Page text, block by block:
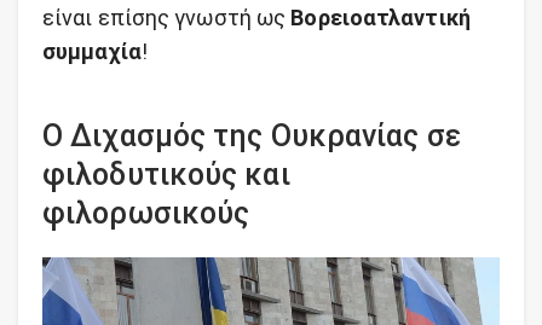
είναι επίσης γνωστή ως Βορειοατλαντική
συμμαχία!
Ο Διχασμός της Ουκρανίας σε
φιλοδυτικούς και
φιλορωσικούς